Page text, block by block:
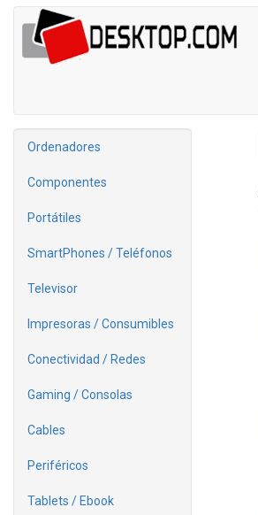
Ordenadores
Componentes
Portátiles
SmartPhones / Teléfonos
Televisor
Impresoras / Consumibles
Conectividad / Redes
Gaming / Consolas
Cables
Periféricos
Tablets / Ebook